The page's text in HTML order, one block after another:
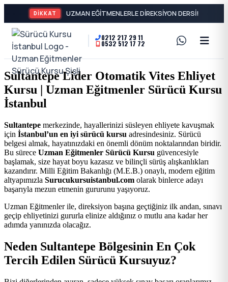
DİKKAT
Sürücü
Kursu
İstanbul
-
Şişli
En
İyi
Ehliyet
Kursu
A2
Motor
Ehliyeti
ve
Özel
Direksiyon
Dersi
0212 217 29 11
0532 512 17 72
Sultantepe Lider Otomatik Vites Ehliyet
Kursu | Uzman Eğitmenler Sürücü Kursu
İstanbul
Sultantepe merkezinde, hayallerinizi süsleyen ehliyete kavuşmak
için İstanbul’un en iyi sürücü kursu adresindesiniz. Sürücü
belgesi almak, hayatınızdaki en önemli dönüm noktalarından biridir.
Bu sürece Uzman Eğitmenler Sürücü Kursu güvencesiyle
başlamak, size hayat boyu kazasız ve bilinçli sürüş alışkanlıkları
kazandırır. Milli Eğitim Bakanlığı (M.E.B.) onaylı, modern eğitim
altyapımızla Surucukursuistanbul.com olarak binlerce adayı
başarıyla mezun etmenin gururunu yaşıyoruz.
Uzman Eğitmenler ile, direksiyon başına geçtiğiniz ilk andan, sınavı
geçip ehliyetinizi gururla elinize aldığınız o mutlu ana kadar her
adımda yanınızda olacağız.
Neden Sultantepe Bölgesinin En Çok
Tercih Edilen Sürücü Kursuyuz?